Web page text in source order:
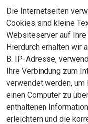
Die Internetseiten
Cookies sind kleine
Websiteserver auf
Hierdurch erhalten wir
B. IP-Adresse,
Ihre Verbindung zum
verwendet werden,
einen Computer zu
enthaltenen
erleichtern und die